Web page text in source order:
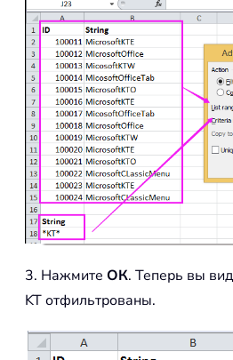
3. Нажмите ОК. Теперь вы
KT отфильтрованы.